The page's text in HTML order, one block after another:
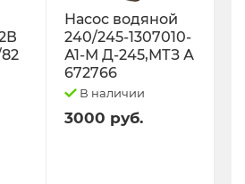
Насос водяной
240/245-1307010-
А1-М Д-245,МТЗ А
672766
В наличии
3000 руб.